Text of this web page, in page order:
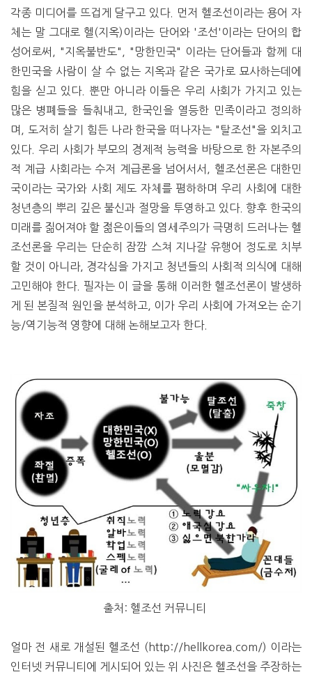
각종 미디어를 뜨겁게 달구고 있다. 먼저 헬조선이라는 용어 자
체는 말 그대로 헬(지옥)이라는 단어와 '조선'이라는 단어의 합
성어로써, "지옥불반도", "망한민국" 이라는 단어들과 함께 대
한민국을 사람이 살 수 없는 지옥과 같은 국가로 묘사하는데에
힘을 싣고 있다. 뿐만 아니라 이들은 우리 사회가 가지고 있는
많은 병폐들을 들춰내고, 한국인을 열등한 민족이라고 정의하
며, 도저히 살기 힘든 나라 한국을 떠나자는 "탈조선"을 외치고
있다. 우리 사회가 부모의 경제적 능력을 바탕으로 한 자본주의
적 계급 사회라는 수저 계급론을 넘어서서, 헬조선론은 대한민
국이라는 국가와 사회 제도 자체를 폄하하며 우리 사회에 대한
청년층의 뿌리 깊은 불신과 절망을 투영하고 있다. 향후 한국의
미래를 짊어져야 할 젊은이들의 염세주의가 극명히 드러나는 헬
조선론을 우리는 단순히 잠깜 스쳐 지나갈 유행어 정도로 치부
할 것이 아니라, 경각심을 가지고 청년들의 사회적 의식에 대해
고민해야 한다. 필자는 이 글을 통해 이러한 헬조선론이 발생하
게 된 본질적 원인을 분석하고, 이가 우리 사회에 가져오는 순기
능/역기능적 영향에 대해 논해보고자 한다.
출처: 헬조선 커뮤니티
얼마 전 새로 개설된 헬조선 (http://hellkorea.com/) 이라는
인터넷 커뮤니티에 게시되어 있는 위 사진은 헬조선을 주장하는